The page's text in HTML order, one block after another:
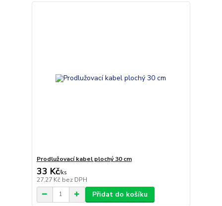
Prodlužovací kabel plochý 30 cm
33 Kč/ks
27,27 Kč bez DPH
Přidat do košíku